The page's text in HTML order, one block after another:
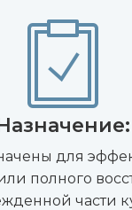
для
полного
части